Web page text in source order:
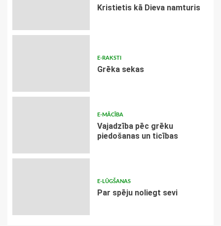
Kristietis kā Dieva namturis
E-RAKSTI
Grēka sekas
E-MĀCĪBA
Vajadzība pēc grēku
piedošanas un ticības
E-LŪGŠANAS
Par spēju noliegt sevi